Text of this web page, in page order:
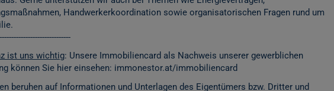
Handwerkerkoordination sowie organisatorischen Fragen rund um
ist uns wichtig: Unsere Immobiliencard als Nachweis unserer gewerblichen
können Sie hier einsehen: immonestor.at/immobiliencard
beruhen auf Informationen und Unterlagen des Eigentümers bzw. Dritter und